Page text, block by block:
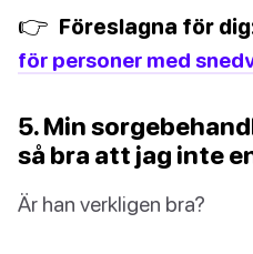
👉 Föreslagna för
för personer med
5. Min
så bra att jag inte
Är han verkligen bra?